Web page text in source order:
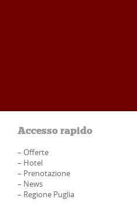
Accesso rapido
–Offerte
– Hotel
– Prenotazione
– News
– Regione Puglia